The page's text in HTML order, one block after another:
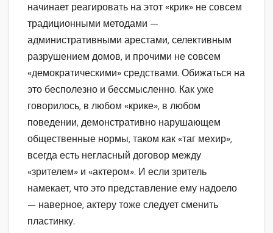
начинает реагировать на этот «крик» не совсем
традиционными методами —
административными арестами, селективным
разрушением домов, и прочими не совсем
«демократическими» средствами. Обижаться на
это бесполезно и бессмысленно. Как уже
говорилось, в любом «крике», в любом
поведении, демонстративно нарушающем
общественные нормы, таком как «таг мехир»,
всегда есть негласный договор между
«зрителем» и «актером». И если зритель
намекает, что это представление ему надоело
— наверное, актеру тоже следует сменить
пластинку.